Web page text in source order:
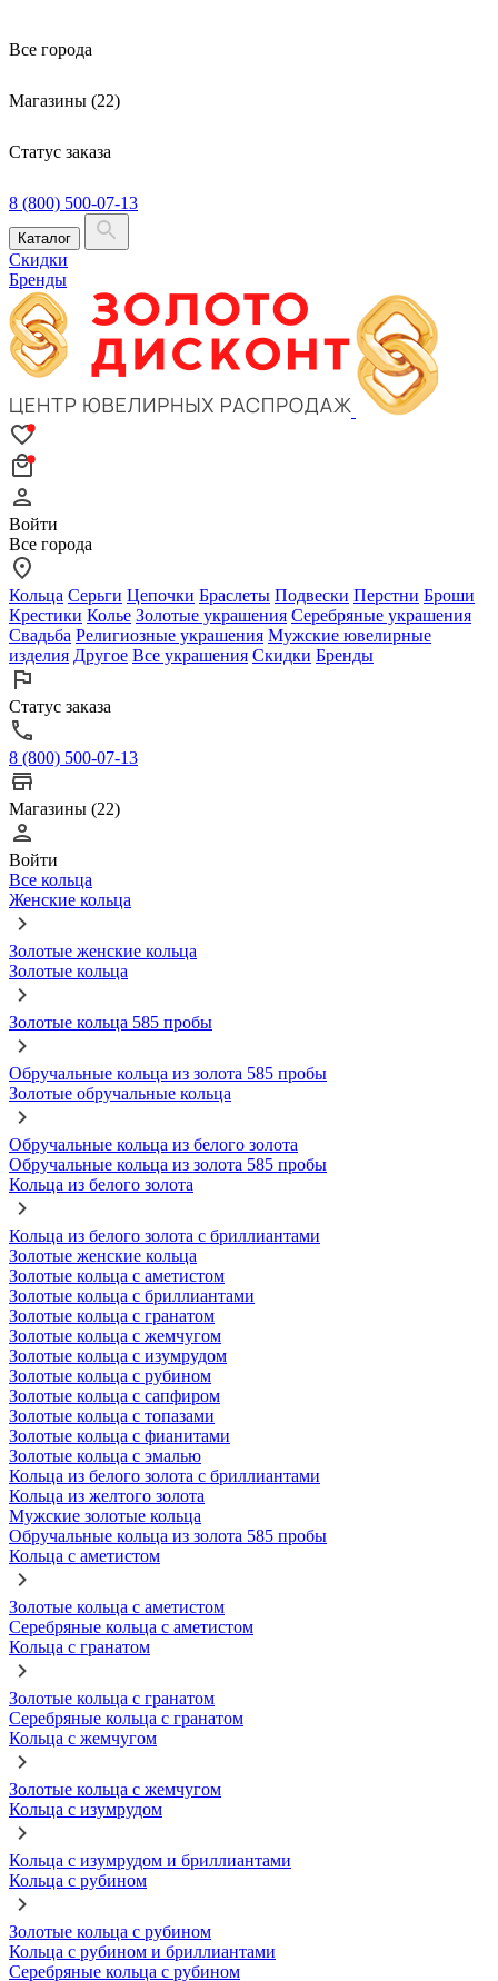
Все города
Магазины (22)
Статус заказа
8 (800) 500-07-13
Каталог
Скидки
Бренды
Войти
Все города
Кольца Серьги Цепочки Браслеты Подвески Перстни Броши
Крестики Колье Золотые украшения Серебряные украшения
Свадьба Религиозные украшения Мужские ювелирные
изделия Другое Все украшения Скидки Бренды
Статус заказа
8 (800) 500-07-13
Магазины (22)
Войти
Все кольца
Женские кольца
Золотые женские кольца
Золотые кольца
Золотые кольца 585 пробы
Обручальные кольца из золота 585 пробы
Золотые обручальные кольца
Обручальные кольца из белого золота
Обручальные кольца из золота 585 пробы
Кольца из белого золота
Кольца из белого золота с бриллиантами
Золотые женские кольца
Золотые кольца с аметистом
Золотые кольца с бриллиантами
Золотые кольца с гранатом
Золотые кольца с жемчугом
Золотые кольца с изумрудом
Золотые кольца с рубином
Золотые кольца с сапфиром
Золотые кольца с топазами
Золотые кольца с фианитами
Золотые кольца с эмалью
Кольца из белого золота с бриллиантами
Кольца из желтого золота
Мужские золотые кольца
Обручальные кольца из золота 585 пробы
Кольца с аметистом
Золотые кольца с аметистом
Серебряные кольца с аметистом
Кольца с гранатом
Золотые кольца с гранатом
Серебряные кольца с гранатом
Кольца с жемчугом
Золотые кольца с жемчугом
Кольца с изумрудом
Кольца с изумрудом и бриллиантами
Кольца с рубином
Золотые кольца с рубином
Кольца с рубином и бриллиантами
Серебряные кольца с рубином